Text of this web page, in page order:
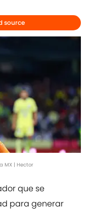
source
MX | Hector
que se
para generar